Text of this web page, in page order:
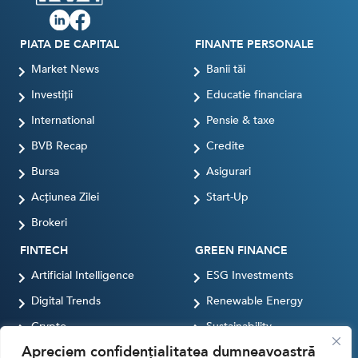
Apreciem confidențialitatea dumneavoastră
PIATA DE CAPITAL
Market News
Investiții
International
BVB Recap
Bursa
Acțiunea Zilei
Brokeri
FINANTE PERSONALE
Banii tăi
Educatie financiara
Pensie & taxe
Credite
Asigurari
Start-Up
FINTECH
Artificial Intelligence
Digital Trends
Crypto
Digital payments
GREEN FINANCE
ESG Investments
Renewable Energy
Sustainability